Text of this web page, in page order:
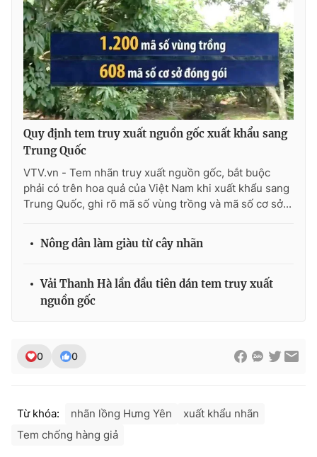
Ðiện thoại Thời báo VTV:024.66 897 897
Email:toasoan@vtv.vn
Liên hệ quảng cáo:024-7300.7108
® Cấm sao chép dưới mọi hình thức nếu không có sự chấp
thông tin từ website này.
Quy định tem truy xuất nguồn gốc xuất khẩu sang
Trung Quốc
VTV.vn - Tem nhãn truy xuất nguồn gốc, bắt buộc
phải có trên hoa quả của Việt Nam khi xuất khẩu sang
Trung Quốc, ghi rõ mã số vùng trồng và mã số cơ sở...
Nông dân làm giàu từ cây nhãn
Vải Thanh Hà lần đầu tiên dán tem truy xuất
nguồn gốc
0 0
Từ khóa: nhãn lồng Hưng Yên
xuất khẩu nhãn
Tem chống hàng giả